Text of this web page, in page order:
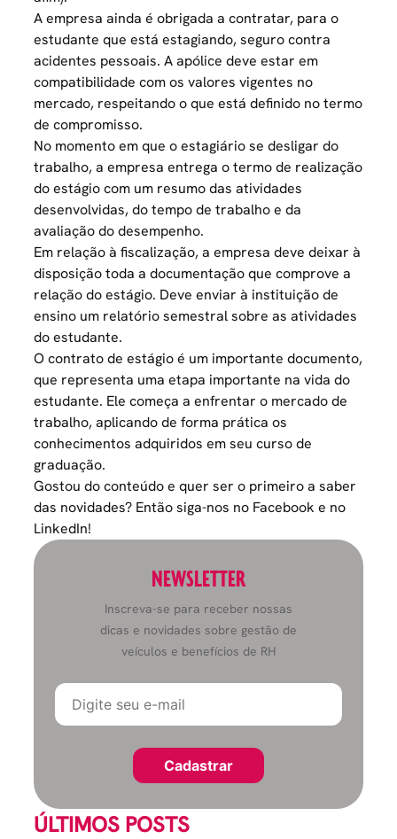
A empresa ainda é obrigada a contratar, para o
estudante que está estagiando, seguro contra
acidentes pessoais. A apólice deve estar em
compatibilidade com os valores vigentes no
mercado, respeitando o que está definido no termo
de compromisso.
No momento em que o estagiário se desligar do
trabalho, a empresa entrega o termo de realização
do estágio com um resumo das atividades
desenvolvidas, do tempo de trabalho e da
avaliação do desempenho.
Em relação à fiscalização, a empresa deve deixar à
disposição toda a documentação que comprove a
relação do estágio. Deve enviar à instituição de
ensino um relatório semestral sobre as atividades
do estudante.
O contrato de estágio é um importante documento,
que representa uma etapa importante na vida do
estudante. Ele começa a enfrentar o mercadode
trabalho, aplicando de forma prática os
conhecimentos adquiridos em seu curso de
graduação.
Gostou do conteúdo e quer ser o primeiro a saber
das novidades? Então siga-nos no Facebook e no
LinkedIn!
NEWSLETTER
Inscreva-se para receber nossas
dicas e novidades sobre gestão de
veículos e benefícios de RH
ÚLTIMOS POSTS